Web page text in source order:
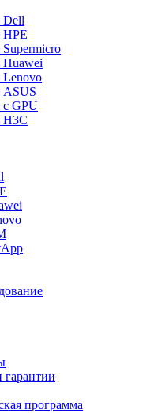
Dell
ASUS
GPU
H3C
гарантии
программа